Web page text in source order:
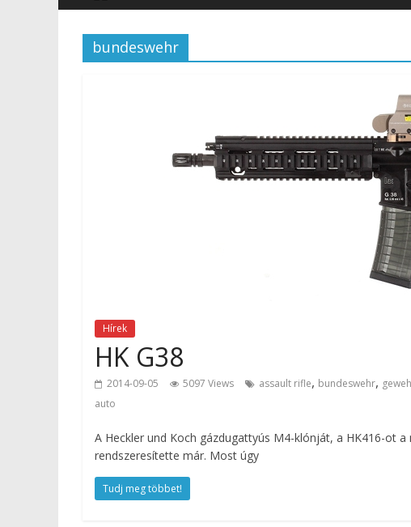
bundeswehr
Hírek
HK G38
2014-09-05 5097 Views assault rifle, bundeswehr,
auto
A Heckler und Koch gázdugattyús M4-klónját, a HK416-ot
rendszeresítette már. Most úgy
Tudj meg többet!